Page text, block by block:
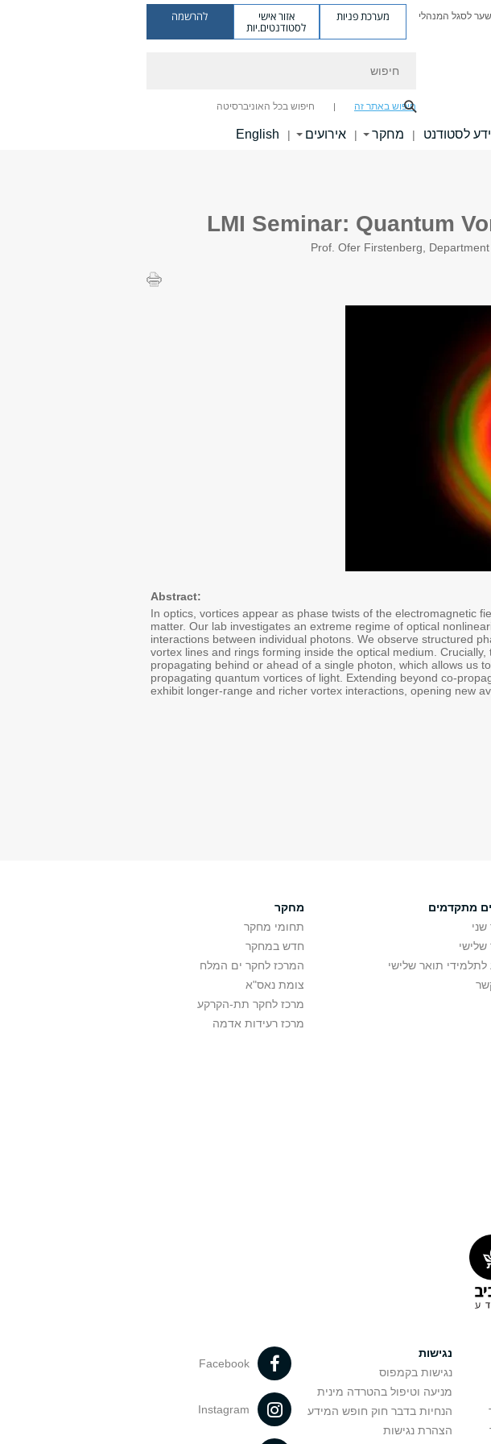
שער לסגל המנהלי מערכת פניות אזור אישי
לסטודנטים.יות
להרשמה
חיפוש באתר זה חיפוש בכל האוניברסיטה
לסטודנט | מחקר | אירועים |
English
LMI Seminar: Quantum
Prof. Ofer Firstenberg,
Abstract:
In optics, vortices appear as phase twists of the electromagnetic
matter. Our lab investigates an extreme regime of optical
interactions between individual photons. We observe structured
vortex lines and rings forming inside the optical medium.
propagating behind or ahead of a single photon, which allows us
propagating quantum vortices of light. Extending beyond co-
exhibit longer-range and richer vortex interactions, opening new
מתקדמים
שלישי
לתלמידי תואר שלישי
מחקר
תחומי מחקר
חדש במחקר
המרכז לחקר ים המלח
צומת נאס"א
מרכז לחקר תת-הקרקע
מרכז רעידות אדמה
נגישות
נגישות בקמפוס
מניעה וטיפול בהטרדה מינית
הנחיות בדבר חוק חופש המידע
הצהרת נגישות
Facebook
Instagram